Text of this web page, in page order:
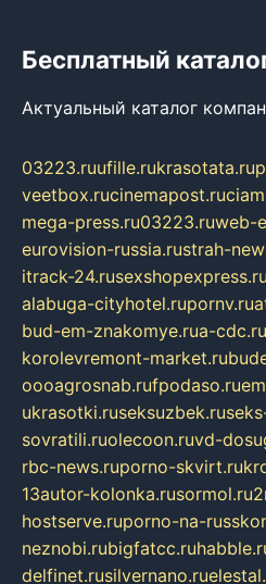
Бесплатный
Актуальный каталог
03223.ruufille.rukrasotata.ru
veetbox.rucinemapost.ru
mega-press.ru03223.ruweb-
eurovision-russia.rustrah-
itrack-24.rusexshopexpress.ru
alabuga-cityhotel.rupornv.ru
bud-em-znakomye.rua-cdc.ru
korolevremont-market.ru
oooagrosnab.rufpodaso.ru
ukrasotki.ruseksuzbek.ru
sovratili.ruolecoon.ruvd-
rbc-news.ruporno-skvirt.ru
13autor-kolonka.rusormol.ru
hostserve.ruporno-na-
neznobi.rubigfatcc.ru
delfinet.rusilvernano.ru